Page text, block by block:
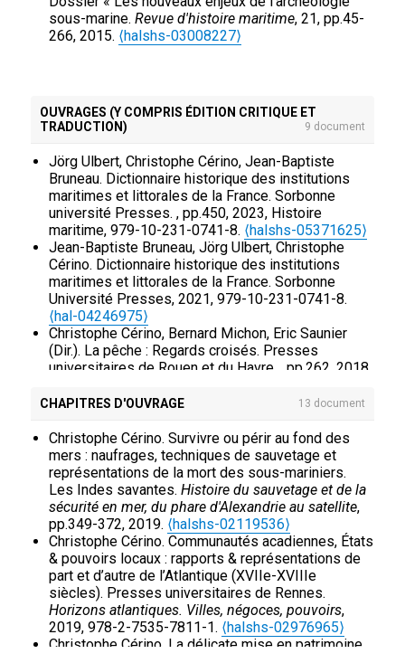
France. p. 171-186.⟨halshs-00564657⟩
Christophe Cérino. Des îliens dans la tourmente
sous-marine.Revue d'histoire maritime, 21, pp.45-
266, 2015. ⟨halshs-03008227⟩
OUVRAGES (Y COMPRIS ÉDITION CRITIQUE ET
TRADUCTION)
9 document
Jörg Ulbert, Christophe Cérino, Jean-Baptiste
Bruneau. Dictionnaire historique des institutions
maritimes et littorales de la France. Sorbonne
université Presses., pp.450, 2023, Histoire
maritime, 979-10-231-0741-8. ⟨halshs-05371625⟩
Jean-Baptiste Bruneau, Jörg Ulbert, Christophe
Cérino. Dictionnaire historique des institutions
maritimes et littorales de la France. Sorbonne
Université Presses, 2021, 979-10-231-0741-8.
⟨hal-04246975⟩
Christophe Cérino, Bernard Michon, Eric Saunier
(Dir.). La pêche : Regards croisés. Presses
universitaires de Rouen et du Havre.
, pp.262, 2018,
Gérard Le Bouedec, Christophe Cérino. Lorient, ville
Rennes., pp.398, 2017, 275355689X.⟨halshs-
02119540⟩
Christophe Cérino, Yann Lukas. Keroman, base de
sous-marins (1941-2015). Editions Palantines, 150
p, 2015, 291143434X.⟨hal-02360214⟩
Christophe Cérino, Michel L'Hour, Éric Rieth (Dir.).
Archéologie sous-marine. Pratiques, patrimoine,
médiation. Presses universitaires de Rennes, 310
p, 2013, 978-2-7535-2765-2.⟨hal-02360173⟩
Christophe Cérino, Michel L'Hour, Éric Rieth (Dir.).
Archéologie sous-marine. Pratiques, patrimoine,
médiation. Presses Universitaires de Rennes,
pp.309, 2013.⟨hal-02992308⟩
CHAPITRES D'OUVRAGE 13 document
Christophe Cérino. Survivre ou périr au fond des
mers : naufrages, techniques de sauvetage et
représentations de la mort des sous-mariniers.
Les Indes savantes.Histoire du sauvetage et de la
sécurité en mer, du phare d'Alexandrie au satellite,
pp.349-372, 2019. ⟨halshs-02119536⟩
Christophe Cérino. Communautés acadiennes, États
& pouvoirs locaux : rapports & représentations de
part et d’autre de l’Atlantique (XVIIe-XVIIIe
siècles). Presses universitaires de Rennes.
Horizons atlantiques. Villes, négoces, pouvoirs,
2019, 978-2-7535-7811-1. ⟨halshs-02976965⟩
Christophe Cérino. La délicate mise en patrimoine